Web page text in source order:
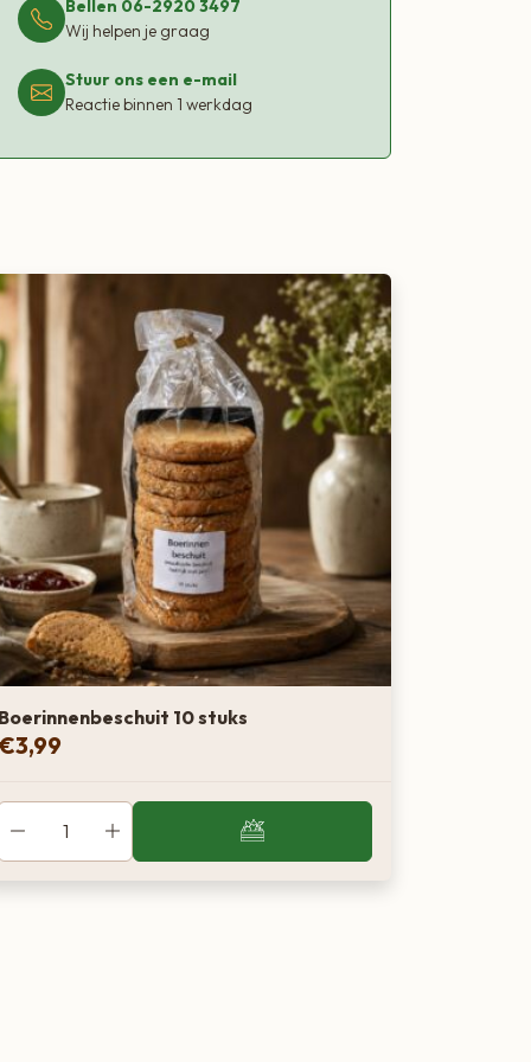
Bellen 06-2920 3497
Wij helpen je graag
Stuur ons een e-mail
Reactie binnen 1 werkdag
10 stuks
3,99